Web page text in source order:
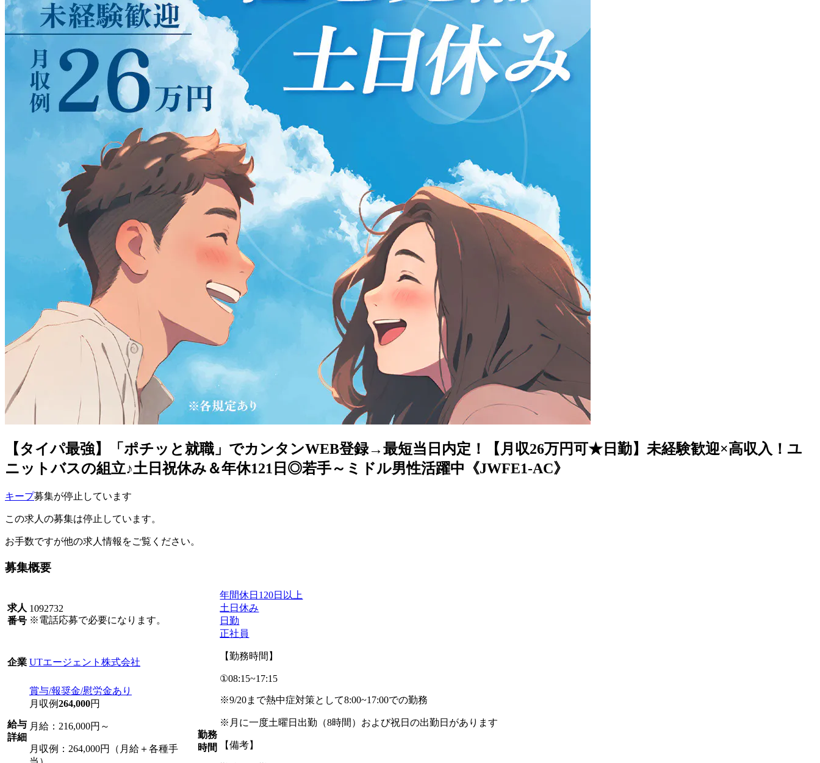
【タイパ最強】「ポチッと就職」でカンタンWEB登録→最短当日内定！【月収26万円可★日勤】未経験歓迎×高収入！ユ
ニットバスの組立♪土日祝休み＆年休121日◎若手～ミドル男性活躍中《JWFE1-AC》
キープ募集が停止しています
この求人の募集は停止しています。
お手数ですが他の求人情報をご覧ください。
募集概要
求人
番号
1092732
※電話応募で必要になります。
企業 UTエージェント株式会社
給与
詳細
賞与/報奨金/慰労金あり
月収例264,000円
月給：216,000円～
月収例：264,000円（月給＋各種手
勤務
時間
年間休日120日以上
土日休み
日勤
正社員
【勤務時間】
①08:15~17:15
※9/20まで熱中症対策として8:00~17:00での勤務
※月に一度土曜日出勤（8時間）および祝日の出勤日があります
【備考】